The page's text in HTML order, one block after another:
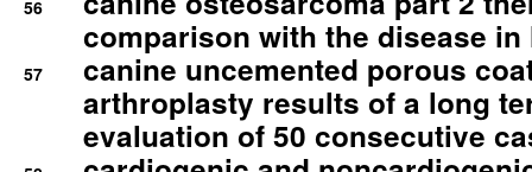
56
comparison with the disease in
57
canine uncemented porous
arthroplasty results of a long
evaluation of 50 consecutive